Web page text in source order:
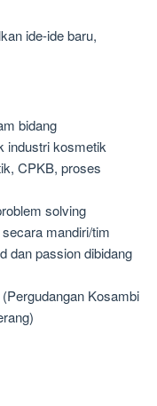
ide-ide baru,
bidang
industri kosmetik
CPKB, proses
solving
mandiri/tim
dan passion dibidang
Kosambi